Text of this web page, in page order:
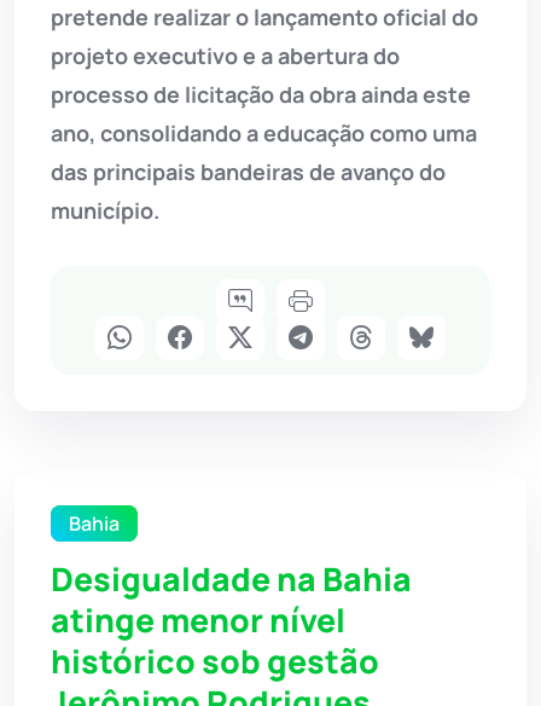
pretende realizar o lançamento oficial do
projeto executivo e a abertura do
processo de licitação da obra ainda este
ano, consolidando a educação como uma
das principais bandeiras de avanço do
município.
Bahia
Desigualdade na Bahia
atinge menor nível
histórico sob gestão